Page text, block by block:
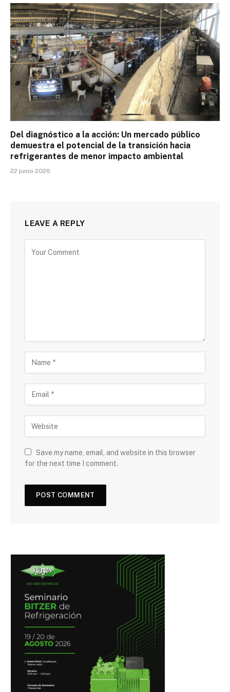
Del diagnóstico a la acción: Un mercado público
demuestra el potencial de la transición hacia
refrigerantes de menor impacto ambiental
22 junio 2026
LEAVE A REPLY
Save my name, email, and website in this browser
for the next time I comment.